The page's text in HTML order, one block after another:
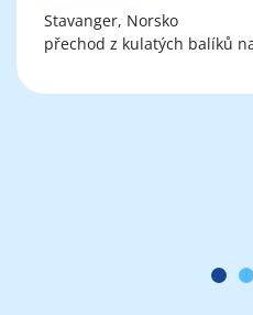
Stavanger, Norsko
přechod z kulatých balíků